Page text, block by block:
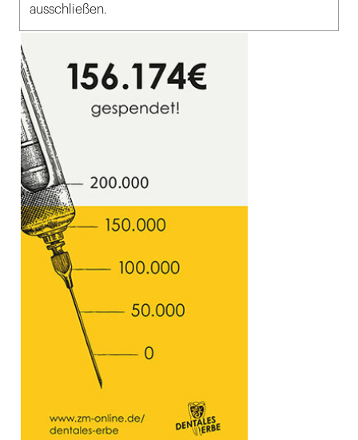
ausschließen.